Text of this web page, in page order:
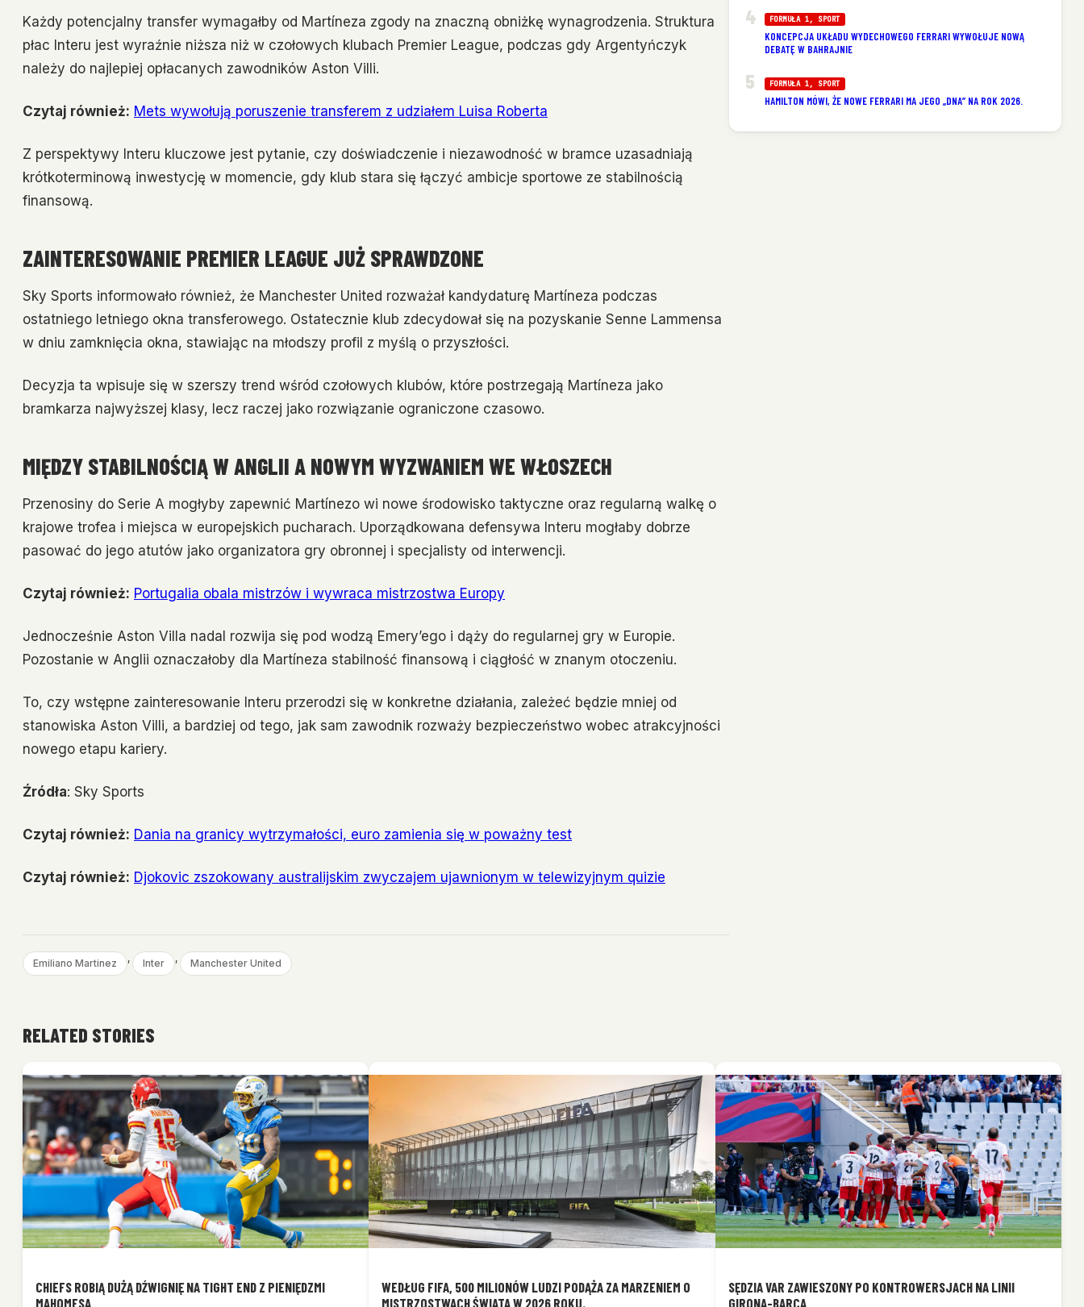
Każdy potencjalny transfer wymagałby od Martíneza zgody na znaczną obniżkę wynagrodzenia. Struktura
płac Interu jest wyraźnie niższa niż w czołowych klubach Premier League, podczas gdy Argentyńczyk
należy do najlepiej opłacanych zawodników Aston Villi.
Czytaj również: Mets wywołują poruszenie transferem z udziałem Luisa Roberta
Z perspektywy Interu kluczowe jest pytanie, czy doświadczenie i niezawodność w bramce uzasadniają
krótkoterminową inwestycję w momencie, gdy klub stara się łączyć ambicje sportowe ze stabilnością
finansową.
ZAINTERESOWANIE PREMIER LEAGUE JUŻ SPRAWDZONE
Sky Sports informowało również, że Manchester United rozważał kandydaturę Martíneza podczas
ostatniego letniego okna transferowego. Ostatecznie klub zdecydował się na pozyskanie Senne Lammensa
w dniu zamknięcia okna, stawiając na młodszy profil z myślą o przyszłości.
Decyzja ta wpisuje się w szerszy trend wśród czołowych klubów, które postrzegają Martíneza jako
bramkarza najwyższej klasy, lecz raczej jako rozwiązanie ograniczone czasowo.
MIĘDZY STABILNOŚCIĄ W ANGLII A NOWYM WYZWANIEM WE WŁOSZECH
Przenosiny do Serie A mogłyby zapewnić Martínezo wi nowe środowisko taktyczne oraz regularną walkę o
krajowe trofea i miejsca w europejskich pucharach. Uporządkowana defensywa Interu mogłaby dobrze
pasować do jego atutów jako organizatora gry obronnej i specjalisty od interwencji.
Czytaj również: Portugalia obala mistrzów i wywraca mistrzostwa Europy
Jednocześnie Aston Villa nadal rozwija się pod wodzą Emery’ego i dąży do regularnej gry w Europie.
Pozostanie w Anglii oznaczałoby dla Martíneza stabilność finansową i ciągłość w znanym otoczeniu.
To, czy wstępne zainteresowanie Interu przerodzi się w konkretne działania, zależeć będzie mniej od
stanowiska Aston Villi, a bardziej od tego, jak sam zawodnik rozważy bezpieczeństwo wobec atrakcyjności
nowego etapu kariery.
Źródła: Sky Sports
Czytaj również: Dania na granicy wytrzymałości, euro zamienia się w poważny test
Czytaj również: Djokovic zszokowany australijskim zwyczajem ujawnionym w telewizyjnym quizie
Emiliano Martinez , Inter , Manchester United
FORMUŁA 1, SPORT
KONCEPCJA UKŁADU WYDECHOWEGO FERRARI WYWOŁUJE NOWĄ
DEBATĘ W BAHRAJNIE
FORMUŁA 1, SPORT
HAMILTON MÓWI, ŻE NOWE FERRARI MA JEGO „DNA” NA ROK 2026.
RELATED STORIES
CHIEFS ROBIĄ DUŻĄ DŹWIGNIĘ NA TIGHT END Z PIENIĘDZMI
MAHOMESA
WEDŁUG FIFA, 500 MILIONÓW LUDZI PODĄŻA ZA MARZENIEM O
MISTRZOSTWACH ŚWIATA W 2026 ROKU.
SĘDZIA VAR ZAWIESZONY PO KONTROWERSJACH NA LINII
GIRONA-BARÇA